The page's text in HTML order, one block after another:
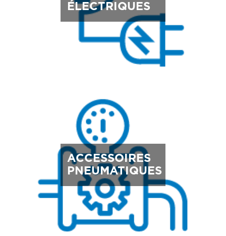
ÉLECTRIQUES
ACCESSOIRES
PNEUMATIQUES